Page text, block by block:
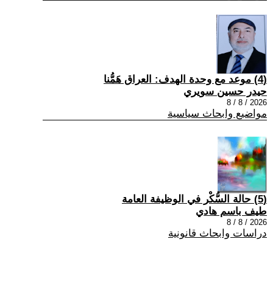
(4) موعد مع وحدة الهدف: العراق هَمُّنا
حيدر حسين سويري
2026 / 8 / 8
مواضيع وابحاث سياسية
(5) حالة السُّكْر في الوظيفة العامة
طيف باسم هادي
2026 / 8 / 8
دراسات وابحاث قانونية